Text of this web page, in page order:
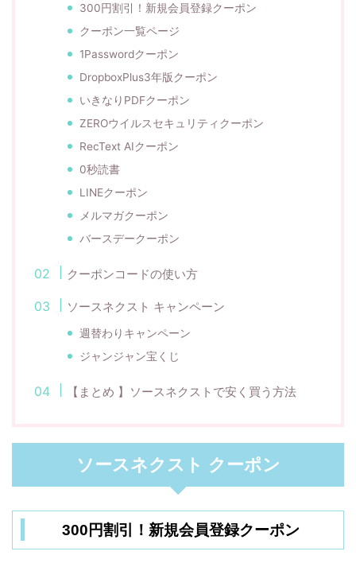
300円割引！新規会員登録クーポン
クーポン一覧ページ
1Passwordクーポン
DropboxPlus3年版クーポン
いきなりPDFクーポン
ZEROウイルスセキュリティクーポン
RecText AIクーポン
0秒読書
LINEクーポン
メルマガクーポン
バースデークーポン
クーポンコードの使い方
ソースネクスト キャンペーン
週替わりキャンペーン
ジャンジャン宝くじ
【まとめ 】ソースネクストで安く買う方法
ソースネクスト クーポン
300円割引！新規会員登録クーポン